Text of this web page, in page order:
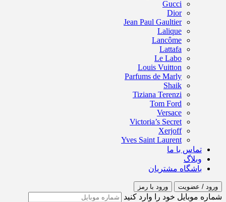
Gucci
Dior
Jean Paul Gaultier
Lalique
Lancôme
Lattafa
Le Labo
Louis Vuitton
Parfums de Marly
Shaik
Tiziana Terenzi
Tom Ford
Versace
Victoria’s Secret
Xerjoff
Yves Saint Laurent
تماس با ما
وبلاگ
باشگاه مشتریان
ورود / عضویت ورود با رمز
شماره موبایل خود را وارد کنید